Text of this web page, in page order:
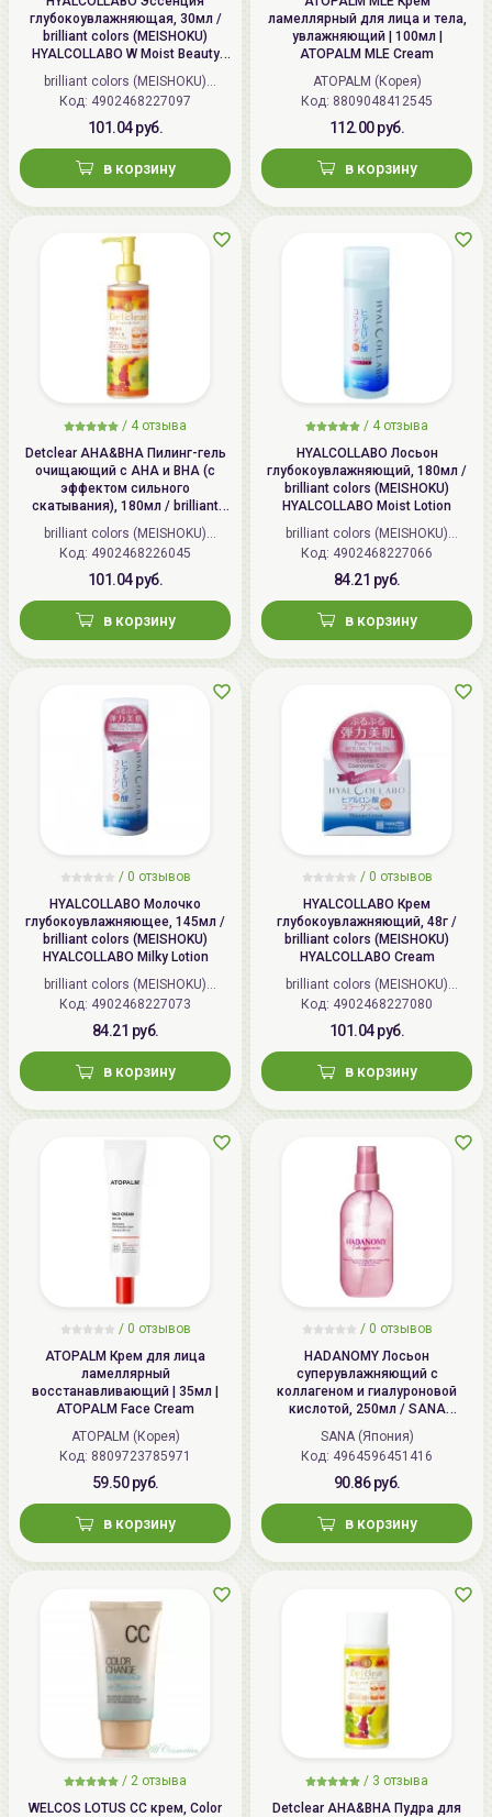
глубокоувлажняющая, 30мл /
brilliant colors (MEISHOKU)
HYALCOLLABO W Moist Beauty
Essence
brilliant colors (MEISHOKU)
(Япония)
Код: 4902468227097
101.04 руб.
в корзину
ламеллярный для лица и тела,
увлажняющий | 100мл |
ATOPALM MLE Cream
ATOPALM (Корея)
Код: 8809048412545
112.00 руб.
в корзину
/ 4 отзыва
Detclear AHA&BHA Пилинг-гель
очищающий с AHA и BHA (с
эффектом сильного
скатывания), 180мл / brilliant
colors (MEISHOKU) Detclear
Bright&Peel AHA&BHA Fruits
Peeling Jelly
brilliant colors (MEISHOKU)
(Япония)
Код: 4902468226045
101.04 руб.
в корзину
/ 4 отзыва
HYALCOLLABO Лосьон
глубокоувлажняющий, 180мл /
brilliant colors (MEISHOKU)
HYALCOLLABO Moist Lotion
brilliant colors (MEISHOKU)
(Япония)
Код: 4902468227066
84.21 руб.
в корзину
/ 0 отзывов
HYALCOLLABO Молочко
глубокоувлажняющее, 145мл /
brilliant colors (MEISHOKU)
HYALCOLLABO Milky Lotion
brilliant colors (MEISHOKU)
(Япония)
Код: 4902468227073
84.21 руб.
в корзину
/ 0 отзывов
HYALCOLLABO Крем
глубокоувлажняющий, 48г /
brilliant colors (MEISHOKU)
HYALCOLLABO Cream
brilliant colors (MEISHOKU)
(Япония)
Код: 4902468227080
101.04 руб.
в корзину
/ 0 отзывов
ATOPALM Крем для лица
ламеллярный
восстанавливающий | 35мл |
ATOPALM Face Cream
ATOPALM (Корея)
Код: 8809723785971
59.50 руб.
в корзину
/ 0 отзывов
HADANOMY Лосьон
суперувлажняющий с
коллагеном и гиалуроновой
кислотой, 250мл / SANA
HADANOMY Collagen mist
SANA (Япония)
Код: 4964596451416
90.86 руб.
в корзину
/ 2 отзыва
WELCOS LOTUS СС крем, Color
/ 3 отзыва
Detclear AHA&BHA Пудра для